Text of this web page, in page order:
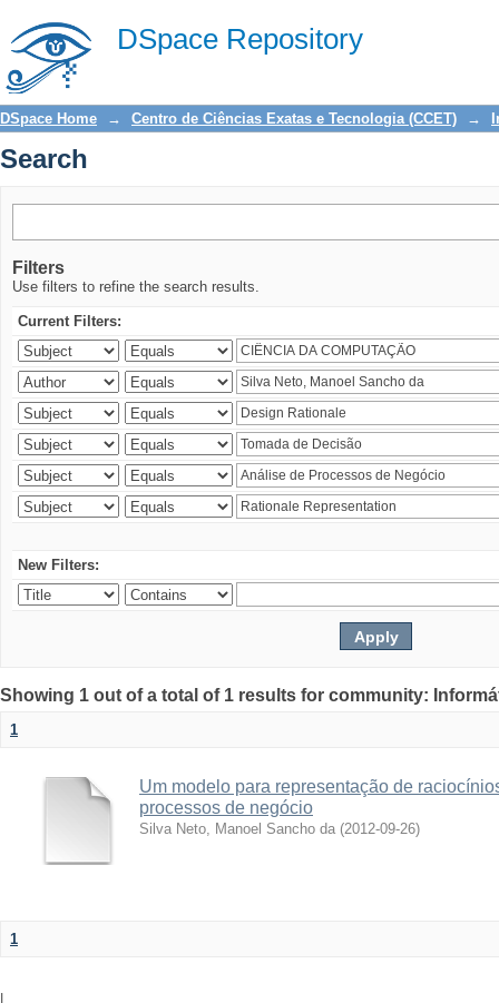
DSpace Repository
Search
DSpace Home → Centro de Ciências Exatas e Tecnologia (CCET) →
Search
Filters
Use filters to refine the search results.
Current Filters:
New Filters:
Showing 1 out of a total of 1 results for community:
1
Um modelo para representação de
processos de negócio
Silva Neto, Manoel Sancho da (2012-09-26)
1